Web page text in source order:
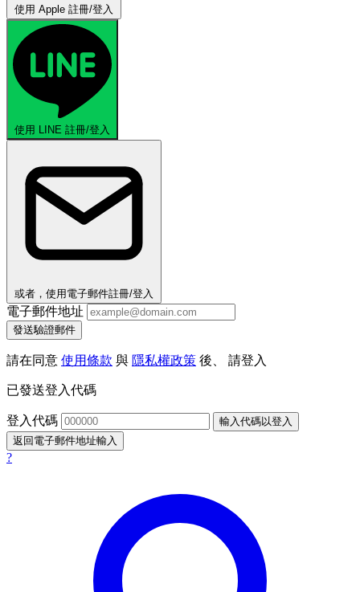
使用 Apple 註冊/登入
使用 LINE 註冊/登入
或者，使用電子郵件註冊/登入
電子郵件地址
發送驗證郵件
請在同意 使用條款 與 隱私權政策 後、 請登入
已發送登入代碼
登入代碼
輸入代碼以登入
返回電子郵件地址輸入
?